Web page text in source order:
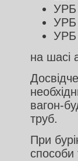
УРБ
УРБ
УРБ
на шасі
вагон-
труб.
При
способи